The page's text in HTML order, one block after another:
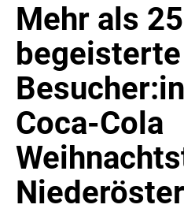
COCA-COLA
Coca-Cola CUP
COCA-COLA HBC ÖSTERREICH
RÖMERQUELLE
ÖSTERREICHISCHE SPORTHILFE
KESCH
BARFLY'S CLUB
SPORTS MEDIA AUSTRIA
CULINARIUS
Mehr als
begeisterte
Coca-Cola